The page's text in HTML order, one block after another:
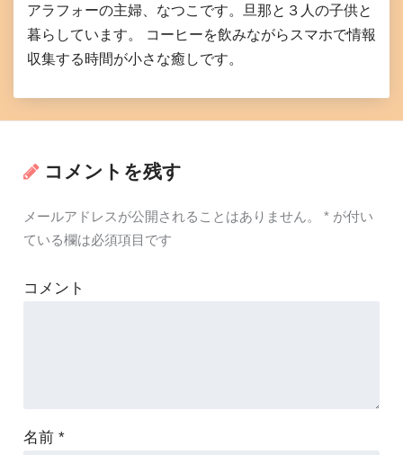
アラフォーの主婦、なつこです。旦那と３人の子供と
暮らしています。 コーヒーを飲みながらスマホで情報
収集する時間が小さな癒しです。
コメントを残す
メールアドレスが公開されることはありません。 *が付い
ている欄は必須項目です
コメント
名前 *